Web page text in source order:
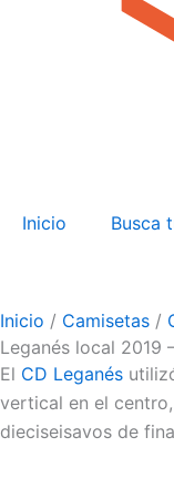
Inicio Busca
Inicio / Camisetas /
Leganés local 2019
El CD Leganés
vertical en el
dieciseisavos de